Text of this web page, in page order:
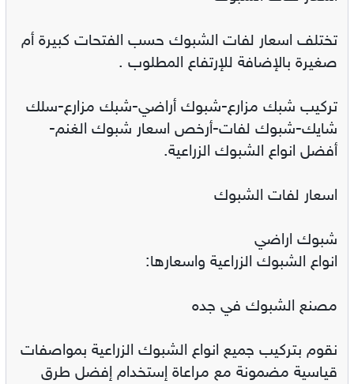
تختلف اسعار لفات الشبوك حسب الفتحات كبيرة أم
صغيرة بالإضافة للإرتفاع المطلوب .
تركيب شبك مزارع-شبوك أراضي-شبك مزارع-سلك
شايك-شبوك لفات-أرخص اسعار شبوك الغنم-
أفضل انواع الشبوك الزراعية.
اسعار لفات الشبوك
شبوك اراضي
انواع الشبوك الزراعية واسعارها:
مصنع الشبوك في جده
نقوم بتركيب جميع انواع الشبوك الزراعية بمواصفات
قياسية مضمونة مع مراعاة إستخدام إفضل طرق